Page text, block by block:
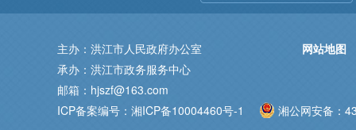
主办：洪江市人民政府办公室
承办：洪江市政务服务中心
邮箱：hjszf@163.com
ICP备案编号：湘ICP备10004460号-1
湘公网安备：
网站地图